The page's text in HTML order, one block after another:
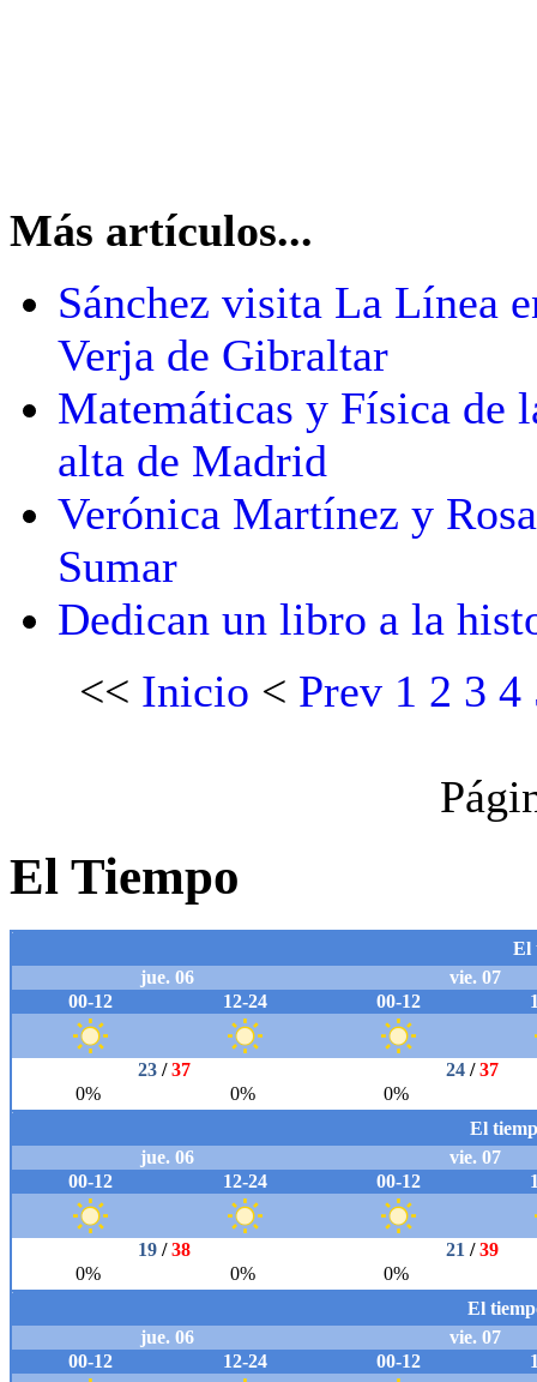
Más artículos...
Sánchez visita La Línea
Verja de Gibraltar
Matemáticas y Física de
alta de Madrid
Verónica Martínez y
Sumar
Dedican un libro a la
<< Inicio < Prev 1 2 3 4
El Tiempo